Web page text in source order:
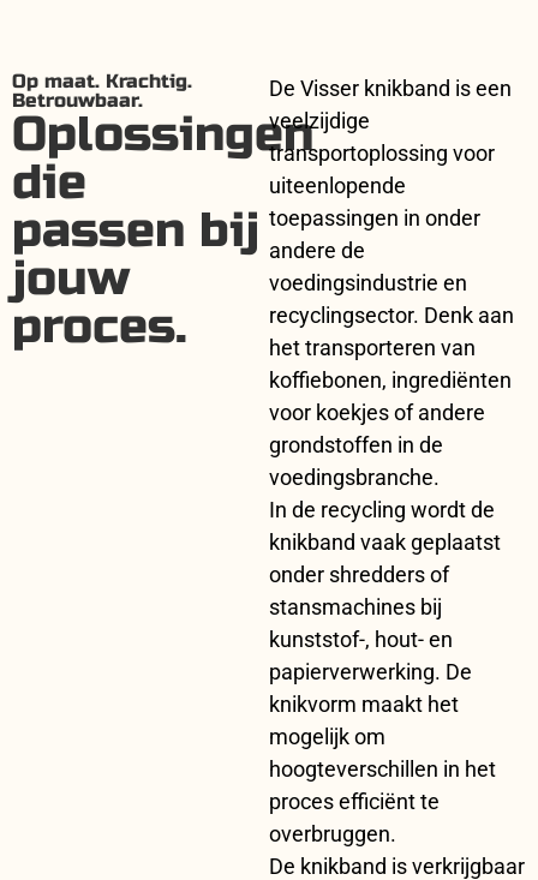
Op maat. Krachtig.
Betrouwbaar.
Oplossingen
die
passen bij
jouw
proces.
De Visser knikband is een
veelzijdige
transportoplossing voor
uiteenlopende
toepassingen in onder
andere de
voedingsindustrie en
recyclingsector. Denk aan
het transporteren van
koffiebonen, ingrediënten
voor koekjes of andere
grondstoffen in de
voedingsbranche.
In de recycling wordt de
knikband vaak geplaatst
onder shredders of
stansmachines bij
kunststof-, hout- en
papierverwerking. De
knikvorm maakt het
mogelijk om
hoogteverschillen in het
proces efficiënt te
overbruggen.
De knikband is verkrijgbaar